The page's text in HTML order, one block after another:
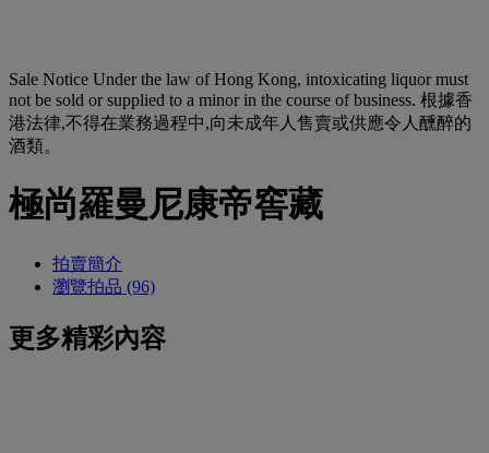
Sale Notice Under the law of Hong Kong, intoxicating liquor must
not be sold or supplied to a minor in the course of business. 根據香
港法律,不得在業務過程中,向未成年人售賣或供應令人醺醉的
酒類。
極尚羅曼尼康帝窖藏
拍賣簡介
瀏覽拍品 (96)
更多精彩內容